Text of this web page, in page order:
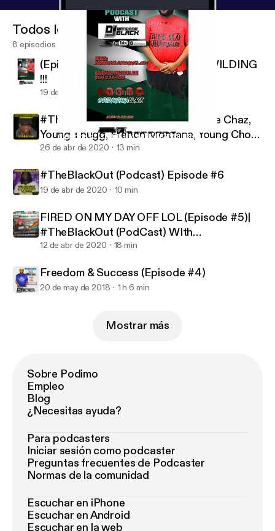
(Episode #7) OH THEY WILDING WILDING !!!
#TheBlackOut (PodCast)
Todos los episodios
8 episodios
(Episode #7) OH THEY WILDING WILDING
!!!
19 de jul de 2020 14 min
#TheBlackOut (PodCast) Ep.7 (Mike Chaz,
Young Thugg, French Montana, Young Chop
& Money Heist
26 de abr de 2020 13 min
#TheBlackOut (Podcast) Episode #6
19 de abr de 2020 10 min
FIRED ON MY DAY OFF LOL (Episode #5)|
#TheBlackOut (PodCast) WIth
@DJBandanaBlack Ep.5
12 de abr de 2020 18 min
Freedom & Success (Episode #4)
20 de may de 2018 1 h 6 min
Mostrar más
Sobre Podimo
Empleo
Blog
¿Necesitas ayuda?
Para podcasters
Iniciar sesión como podcaster
Preguntas frecuentes de Podcaster
Normas de la comunidad
Escuchar en iPhone
Escuchar en Android
Escuchar en la web